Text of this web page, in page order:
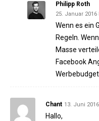
Philipp Roth
25. Januar 2016
Wenn es ein
Regeln.
Masse
Facebook
Chant 13. Juni
Hallo,